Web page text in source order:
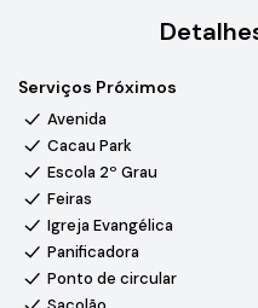
• 3 vagas de garagem
Localizado no Jardim Itália –
completa, contando com
comércios variados. Região
valorização, além de fácil
Sorocaba, oferecendo
Serviços Próximos
Avenida
Cacau Park
Escola 2º Grau
Feiras
Igreja Evangélica
Panificadora
Ponto de circular